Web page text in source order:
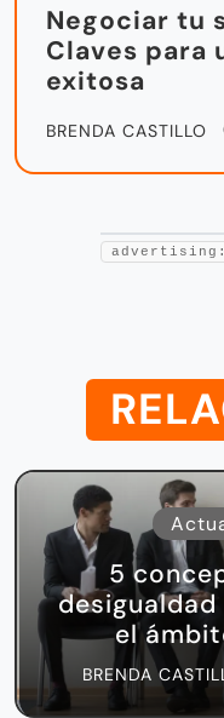
Negociar tu
Claves para
exitosa
BRENDA CASTILLO
5
el
BRENDA